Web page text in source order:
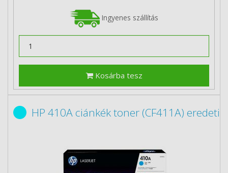
Ingyenes szállítás
Kosárba tesz
HP 410A ciánkék toner (CF411A) eredeti